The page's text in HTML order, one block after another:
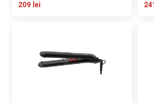
Copyright 2026 BabyMatters
209 lei